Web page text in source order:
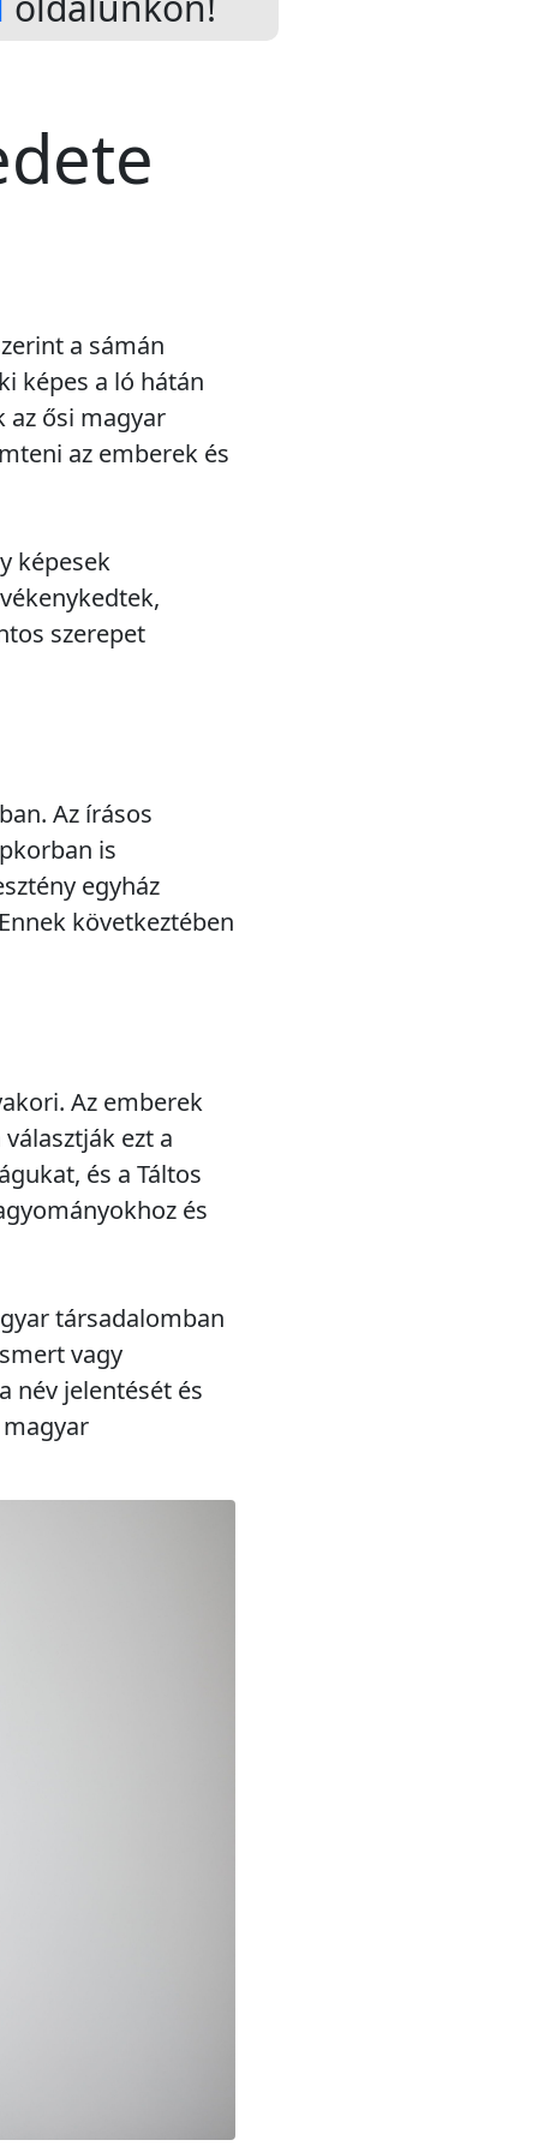
a sámán
képes a ló hátán
az ősi magyar
az emberek és
képesek
szerepet
Az írásos
is
egyház
következtében
Az emberek
ezt a
és a Táltos
és
társadalomban
vagy
név jelentését és